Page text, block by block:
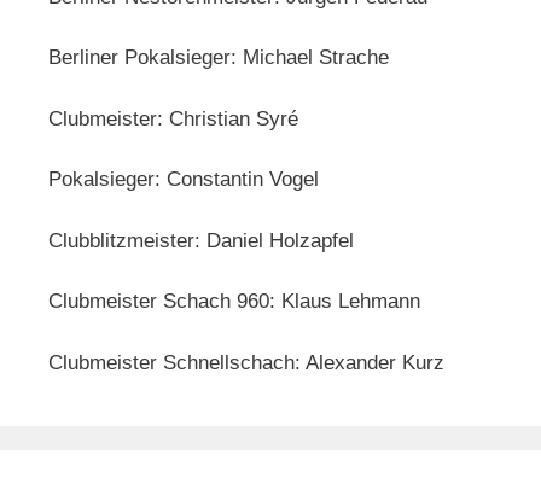
Berliner Pokalsieger: Michael Strache
Clubmeister: Christian Syré
Pokalsieger: Constantin Vogel
Clubblitzmeister: Daniel Holzapfel
Clubmeister Schach 960: Klaus Lehmann
Clubmeister Schnellschach: Alexander Kurz